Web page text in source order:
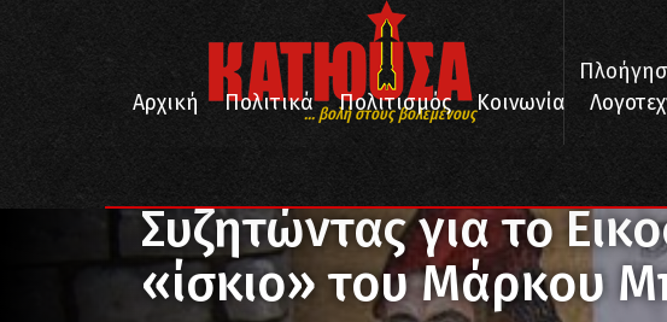
... βολή στους βολεμένους
Αρχική
Πολιτικά Πολιτισμός Κοινωνία
Ιστορία Συζητώντας για το Εικοσιένα στον «ίσκιο»
Συζητώντας για το
«ίσκιο» του Μάρκου